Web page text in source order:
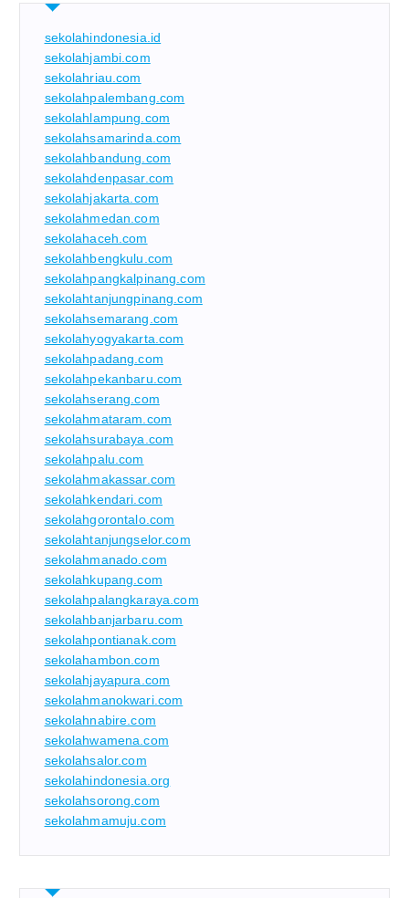
sekolahindonesia.id
sekolahjambi.com
sekolahriau.com
sekolahpalembang.com
sekolahlampung.com
sekolahsamarinda.com
sekolahbandung.com
sekolahdenpasar.com
sekolahjakarta.com
sekolahmedan.com
sekolahaceh.com
sekolahbengkulu.com
sekolahpangkalpinang.com
sekolahtanjungpinang.com
sekolahsemarang.com
sekolahyogyakarta.com
sekolahpadang.com
sekolahpekanbaru.com
sekolahserang.com
sekolahmataram.com
sekolahsurabaya.com
sekolahpalu.com
sekolahmakassar.com
sekolahkendari.com
sekolahgorontalo.com
sekolahtanjungselor.com
sekolahmanado.com
sekolahkupang.com
sekolahpalangkaraya.com
sekolahbanjarbaru.com
sekolahpontianak.com
sekolahambon.com
sekolahjayapura.com
sekolahmanokwari.com
sekolahnabire.com
sekolahwamena.com
sekolahsalor.com
sekolahindonesia.org
sekolahsorong.com
sekolahmamuju.com